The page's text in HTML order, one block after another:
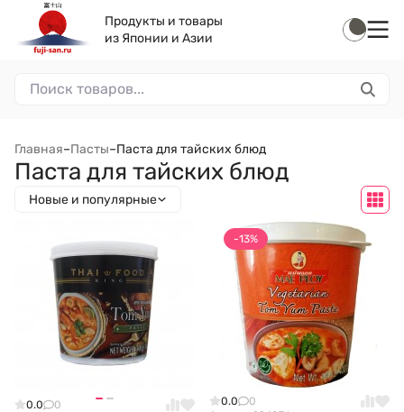
Продукты и товары
из Японии и Азии
Главная–Пасты–Паста для тайских блюд
Паста для тайских блюд
Новые и популярные
0.0
0
-13%
0.0
0